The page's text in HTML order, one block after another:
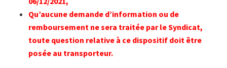
Qu’aucune demande d’information ou de
remboursement ne sera traitée par le Syndicat,
toute question relative à ce dispositif doit être
posée au transporteur.